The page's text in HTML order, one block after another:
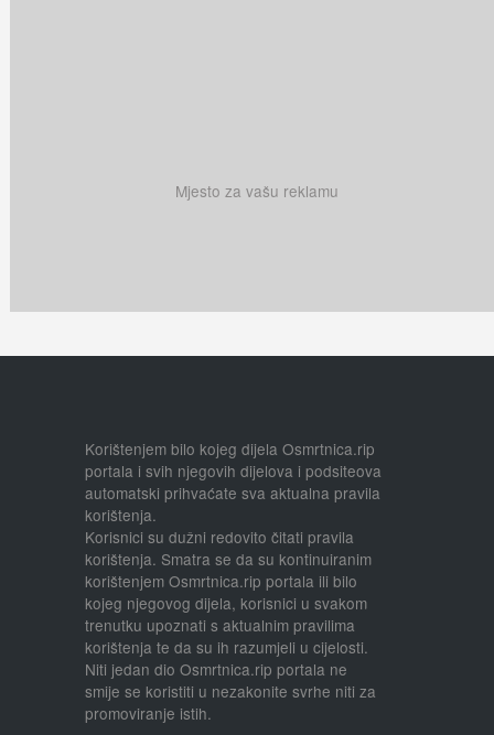
Mjesto za vašu reklamu
Korištenjem bilo kojeg dijela Osmrtnica.rip
portala i svih njegovih dijelova i podsiteova
automatski prihvaćate sva aktualna pravila
korištenja.
Korisnici su dužni redovito čitati pravila
korištenja. Smatra se da su kontinuiranim
korištenjem Osmrtnica.rip portala ili bilo
kojeg njegovog dijela, korisnici u svakom
trenutku upoznati s aktualnim pravilima
korištenja te da su ih razumjeli u cijelosti.
Niti jedan dio Osmrtnica.rip portala ne
smije se koristiti u nezakonite svrhe niti za
promoviranje istih.